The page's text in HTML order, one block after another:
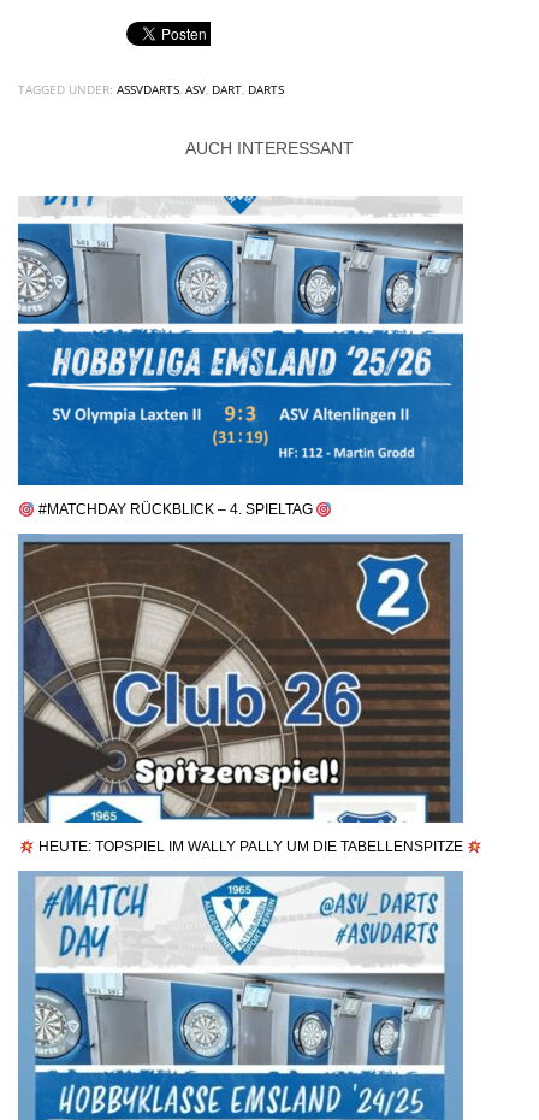
TAGGED UNDER: ASSVDARTS, ASV, DART, DARTS
AUCH INTERESSANT
#MATCHDAY RÜCKBLICK – 4. SPIELTAG
HEUTE: TOPSPIEL IM WALLY PALLY UM DIE TABELLENSPITZE